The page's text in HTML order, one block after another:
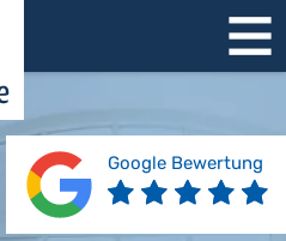
UNS
Google Bewertung